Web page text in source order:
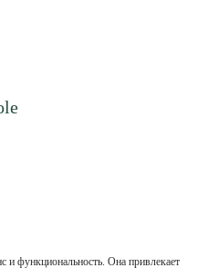
и функциональность. Она привлекает